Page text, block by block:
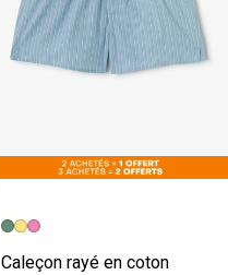
Caleçon rayé en coton